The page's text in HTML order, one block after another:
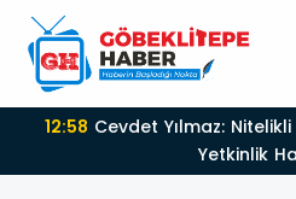
12:58
Yetkinlik